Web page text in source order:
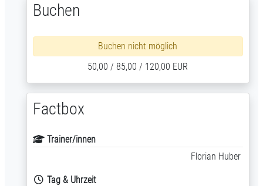
Buchen
Buchen nicht möglich
50,00 / 85,00 / 120,00 EUR
Factbox
Trainer/innen
Florian Huber
Tag & Uhrzeit